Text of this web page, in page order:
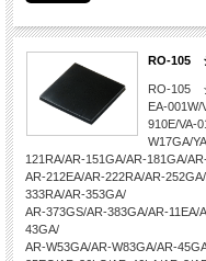
RO-105
RO-105
EA-001W/
910E/VA-
W17GA/
121RA/AR-151GA/AR-181GA/
AR-212EA/AR-222RA/AR-
333RA/AR-353GA/
AR-373GS/AR-383GA/AR-
43GA/
AR-W53GA/AR-W83GA/AR-